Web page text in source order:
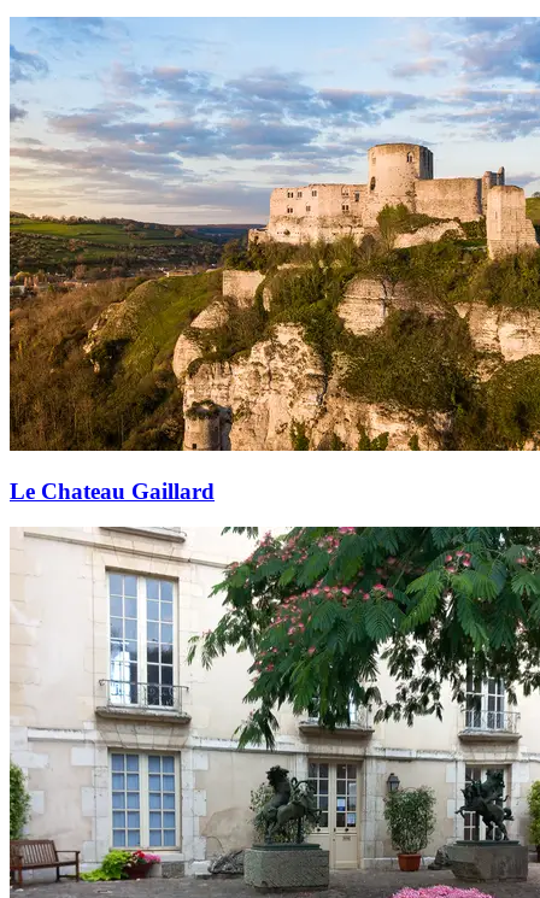
Le Chateau Gaillard